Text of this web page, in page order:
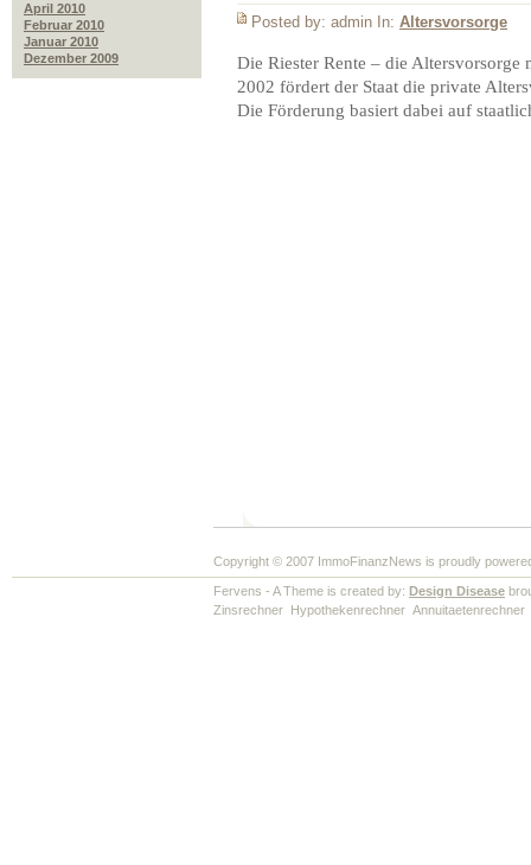
Posted by: admin In: Altersvorsorge
Die Riester Rente – die Altersvorsorge
2002 fördert der Staat die private
Die Förderung basiert dabei auf
April 2010
Februar 2010
Januar 2010
Dezember 2009
Copyright © 2007 ImmoFinanzNews is proudly
Fervens - A Theme is created by: Design Disease
Zinsrechner Hypothekenrechner Annuitaetenrechner